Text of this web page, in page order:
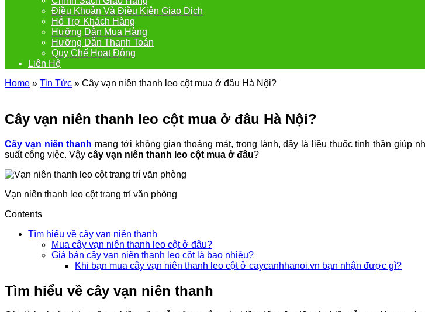
Điều Khoản Và Điều Kiện Giao Dịch
Hỗ Trợ Khách Hàng
Hưỡng Dẫn Mua Hàng
Hưỡng Dẫn Thanh Toán
Quy Chế Hoạt Động
Liên Hệ
Home » Tin Tức » Cây vạn niên thanh leo cột mua ở đâu Hà Nội?
Cây vạn niên thanh leo cột mua ở đâu Hà Nội?
Cây vạn niên thanh mang tới không gian thoáng mát, trong lành, đây là liều thuốc tinh thần
suất công việc. Vậy cây vạn niên thanh leo cột mua ở đâu?
Vạn niên thanh leo cột trang trí văn phòng
Contents
Tìm hiểu về cây vạn niên thanh
Mua cây vạn niên thanh leo cột ở đâu?
Giá bán cây vạn niên thanh leo cột là bao nhiêu?
Khi bạn mua cây vạn niên thanh leo cột ở caycanhhanoi.vn bạn nhận được gì?
Tìm hiểu về cây vạn niên thanh